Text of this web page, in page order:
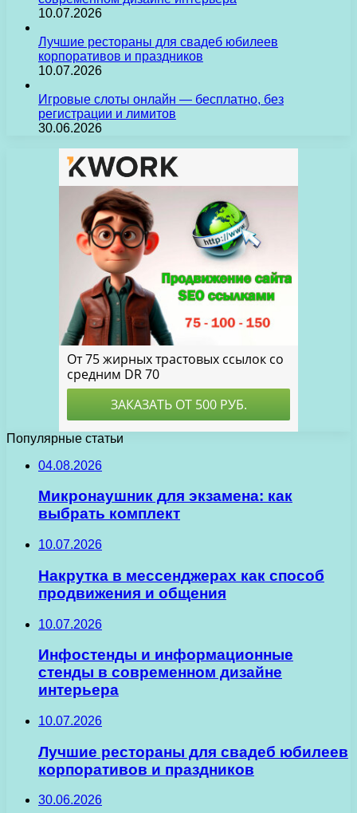
10.07.2026
Лучшие рестораны для свадеб юбилеев
корпоративов и праздников
10.07.2026
Игровые слоты онлайн — бесплатно, без
регистрации и лимитов
30.06.2026
Популярные статьи
04.08.2026
Микронаушник для экзамена: как
выбрать комплект
10.07.2026
Накрутка в мессенджерах как способ
продвижения и общения
10.07.2026
Инфостенды и информационные
стенды в современном дизайне
интерьера
10.07.2026
Лучшие рестораны для свадеб юбилеев
корпоративов и праздников
30.06.2026